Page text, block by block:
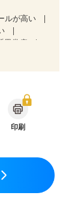
ルが高い
異常症
印刷